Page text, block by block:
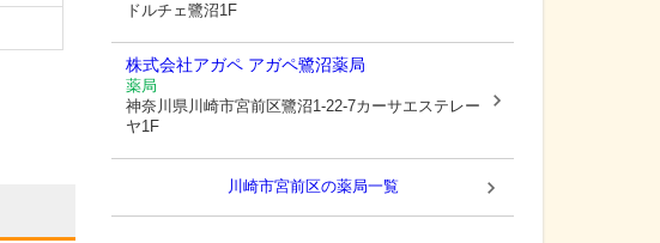
ドルチェ鷺沼1F
株式会社アガペ アガペ鷺沼薬局
薬局
神奈川県川崎市宮前区鷺沼1-22-7カーサエステレー
ヤ1F
川崎市宮前区の薬局一覧